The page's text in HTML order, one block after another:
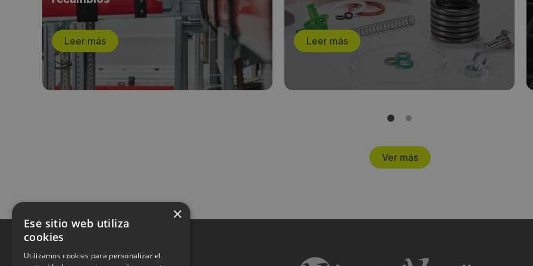
Leer más Leer más
Ver más
×
Ese sitio web utiliza
cookies
Utilizamos cookies para personalizar el